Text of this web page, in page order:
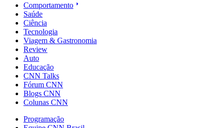
Comportamento
Saúde
Ciência
Tecnologia
Viagem & Gastronomia
Review
Auto
Educação
CNN Talks
Fórum CNN
Blogs CNN
Colunas CNN
Programação